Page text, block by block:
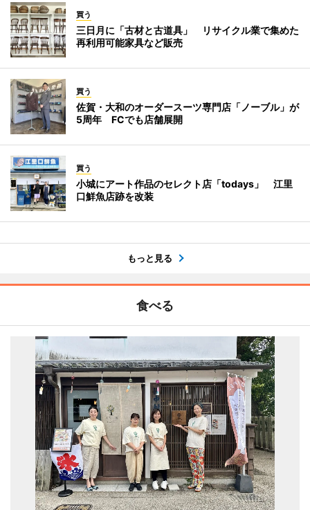
買う
三日月に「古材と古道具」 リサイクル業で集めた
再利用可能家具など販売
買う
佐賀・大和のオーダースーツ専門店「ノーブル」が
5周年 FCでも店舗展開
買う
小城にアート作品のセレクト店「todays」 江里
口鮮魚店跡を改装
もっと見る
食べる